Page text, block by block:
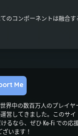
のコンポーネントは融合す
界中の数百万人のプレイヤ
営してきました。このサイ
るなら、ぜひ Ko-Fi での応
います！
Me